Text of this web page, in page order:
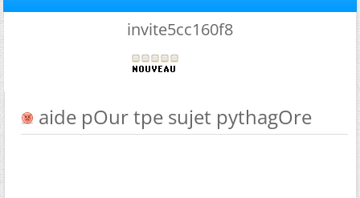
invite5cc160f8
aide pOur tpe sujet pythagOre